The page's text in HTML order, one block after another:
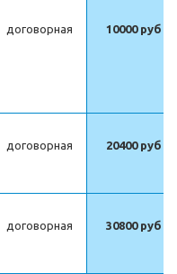
договорная 10000 руб
договорная 20400 руб
договорная 30800 руб